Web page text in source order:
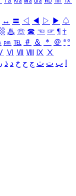
↔ 〓 ◁ ◀ ▷ ▶ ♤
♨ ☏ ☎ ☜ ☞ ¶ †
㏘ ℡ ＃ ＆ ＊ ＠ ª º
Ⅵ Ⅶ Ⅷ Ⅸ Ⅹ
ب ت ث ج ح خ د ذ ر